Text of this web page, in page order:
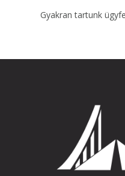
Gyakran tartunk